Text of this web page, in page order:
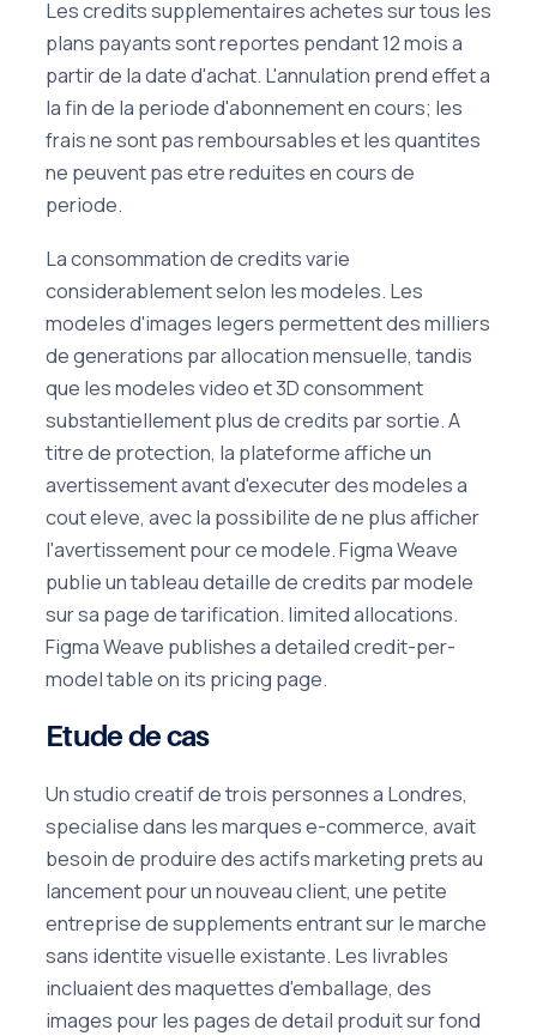
Les credits supplementaires achetes sur tous les
plans payants sont reportes pendant 12 mois a
partir de la date d'achat. L'annulation prend effet a
la fin de la periode d'abonnement en cours; les
frais ne sont pas remboursables et les quantites
ne peuvent pas etre reduites en cours de
periode.
La consommation de credits varie
considerablement selon les modeles. Les
modeles d'images legers permettent des milliers
de generations par allocation mensuelle, tandis
que les modeles video et 3D consomment
substantiellement plus de credits par sortie. A
titre de protection, la plateforme affiche un
avertissement avant d'executer des modeles a
cout eleve, avec la possibilite de ne plus afficher
l'avertissement pour ce modele. Figma Weave
publie un tableau detaille de credits par modele
sur sa page de tarification. limited allocations.
Figma Weave publishes a detailed credit-per-
model table on its pricing page.
Etude de cas
Un studio creatif de trois personnes a Londres,
specialise dans les marques e-commerce, avait
besoin de produire des actifs marketing prets au
lancement pour un nouveau client, une petite
entreprise de supplements entrant sur le marche
sans identite visuelle existante. Les livrables
incluaient des maquettes d'emballage, des
images pour les pages de detail produit sur fond